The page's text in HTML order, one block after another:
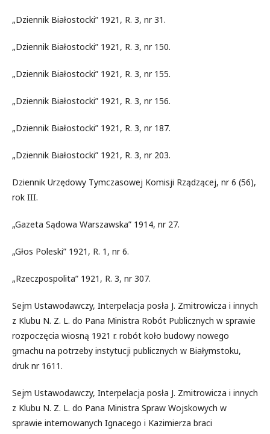
„Dziennik Białostocki” 1921, R. 3, nr 31.
„Dziennik Białostocki” 1921, R. 3, nr 150.
„Dziennik Białostocki” 1921, R. 3, nr 155.
„Dziennik Białostocki” 1921, R. 3, nr 156.
„Dziennik Białostocki” 1921, R. 3, nr 187.
„Dziennik Białostocki” 1921, R. 3, nr 203.
Dziennik Urzędowy Tymczasowej Komisji Rządzącej, nr 6 (56),
rok III.
„Gazeta Sądowa Warszawska” 1914, nr 27.
„Głos Poleski” 1921, R. 1, nr 6.
„Rzeczpospolita” 1921, R. 3, nr 307.
Sejm Ustawodawczy, Interpelacja posła J. Zmitrowicza i innych
z Klubu N. Z. L. do Pana Ministra Robót Publicznych w sprawie
rozpoczęcia wiosną 1921 r. robót koło budowy nowego
gmachu na potrzeby instytucji publicznych w Białymstoku,
druk nr 1611.
Sejm Ustawodawczy, Interpelacja posła J. Zmitrowicza i innych
z Klubu N. Z. L. do Pana Ministra Spraw Wojskowych w
sprawie internowanych Ignacego i Kazimierza braci